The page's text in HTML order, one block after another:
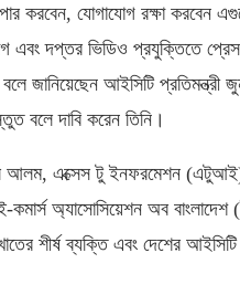
করবেন, যোগাযোগ রক্ষা করবেন
এবং দপ্তর ভিডিও প্রযুক্তিতে
জানিয়েছেন আইসিটি
বলে দাবি করেন তিনি।
আলম, এক্সেস টু ইনফরমেশন
ই-কমার্স অ্যাসোসিয়েশন অব
শীর্ষ ব্যক্তি এবং দেশের